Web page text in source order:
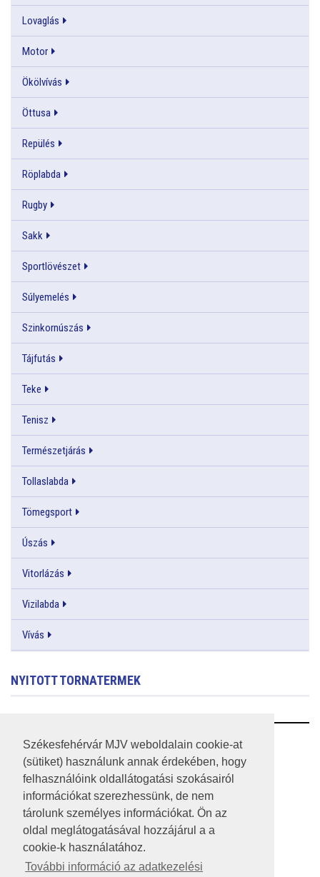
Székesfehérvár MJV weboldalain cookie-at
(sütiket) használunk annak érdekében, hogy
felhasználóink oldallátogatási szokásairól
információkat szerezhessünk, de nem
tárolunk személyes információkat. Ön az
oldal meglátogatásával hozzájárul a a
cookie-k használatához.
További információ az adatkezelési
Lovaglás
Motor
Ökölvívás
Öttusa
Repülés
Röplabda
Rugby
Sakk
Sportlövészet
Súlyemelés
Szinkornúszás
Tájfutás
Teke
Tenisz
Természetjárás
Tollaslabda
Tömegsport
Úszás
Vitorlázás
Vizilabda
Vívás
NYITOTT TORNATERMEK
RSS
A HONLAP 2017.03.31-I ÁLLAPOTA
JOGI NYILATKOZAT
IMPRESSZUM